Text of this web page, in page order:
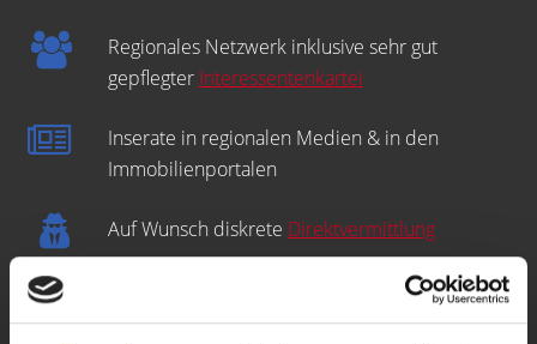
Regionales Netzwerk inklusive sehr gut
gepflegter Interessentenkartei
Inserate in regionalen Medien & in den
Immobilienportalen
Auf Wunsch diskrete Direktvermittlung
Besichtigungstermine